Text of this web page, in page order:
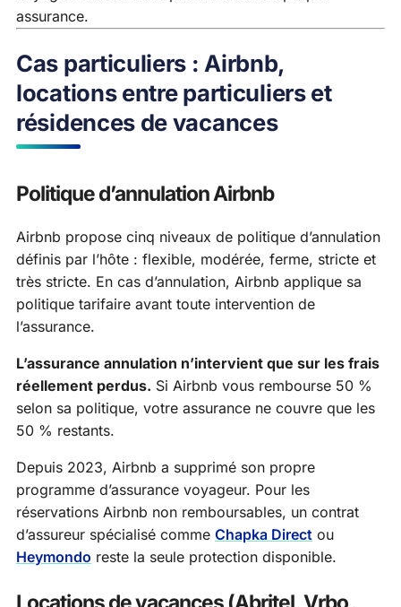
assurance.
Cas particuliers : Airbnb,
locations entre particuliers et
résidences de vacances
Politique d’annulation Airbnb
Airbnb propose cinq niveaux de politique d’annulation
définis par l’hôte : flexible, modérée, ferme, stricte et
très stricte. En cas d’annulation, Airbnb applique sa
politique tarifaire avant toute intervention de
l’assurance.
L’assurance annulation n’intervient que sur les frais
réellement perdus. Si Airbnb vous rembourse 50 %
selon sa politique, votre assurance ne couvre que les
50 % restants.
Depuis 2023, Airbnb a supprimé son propre
programme d’assurance voyageur. Pour les
réservations Airbnb non remboursables, un contrat
d’assureur spécialisé comme Chapka Direct ou
Heymondo reste la seule protection disponible.